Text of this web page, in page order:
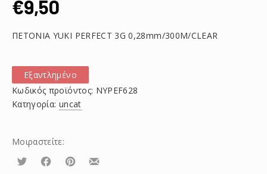
€9,50
ΠΕΤΟΝΙΑ YUKI PERFECT 3G 0,28mm/300M/CLEAR
Εξαντλημένο
Κωδικός προϊόντος: NYPEF628
Κατηγορία: uncat
Μοιραστείτε:
Τουίτα ΜοιραστείτεΜοιραστείτεΜοιραστείτε